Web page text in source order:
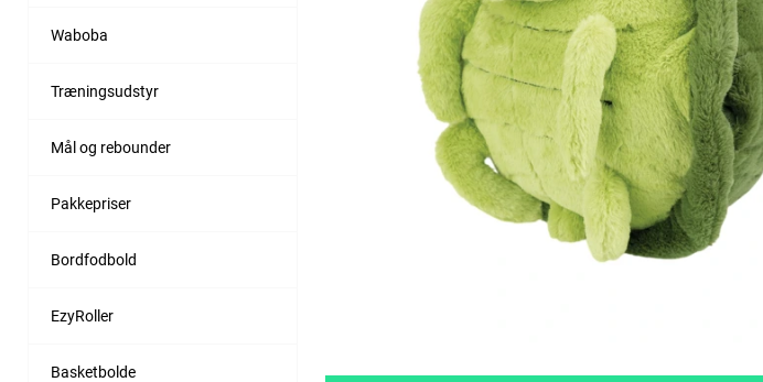
Waboba
Træningsudstyr
Mål og rebounder
Pakkepriser
Bordfodbold
EzyRoller
Basketbolde